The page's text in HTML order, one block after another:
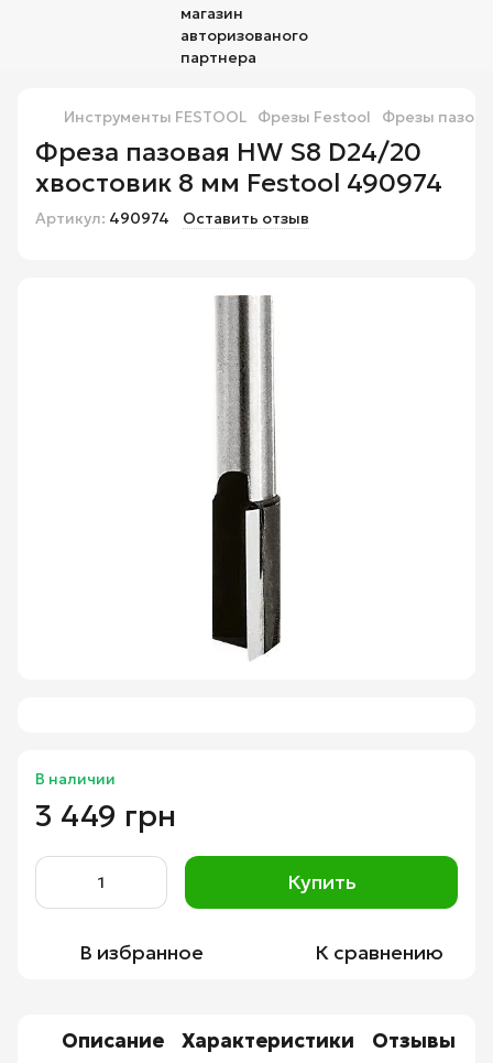
Инструменты FESTOOL Фрезы Festool Фрезы
Фреза пазовая HW S8 D24/20
хвостовик 8 мм Festool 490974
Артикул: 490974 Оставить отзыв
В наличии
3 449 грн
Купить
В избранное К сравнению
Описание Характеристики Отзывы